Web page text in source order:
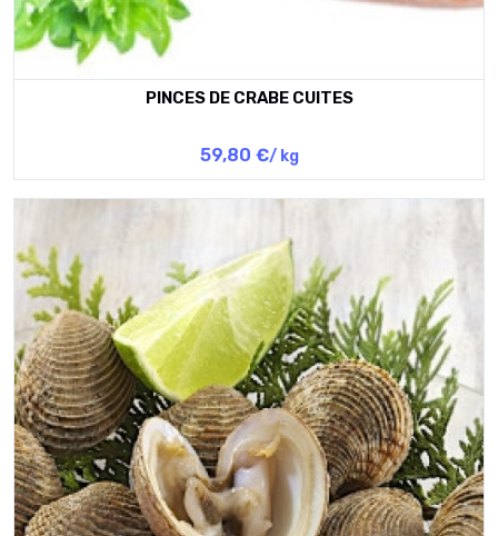
PINCES DE CRABE CUITES
59,80 €/ kg